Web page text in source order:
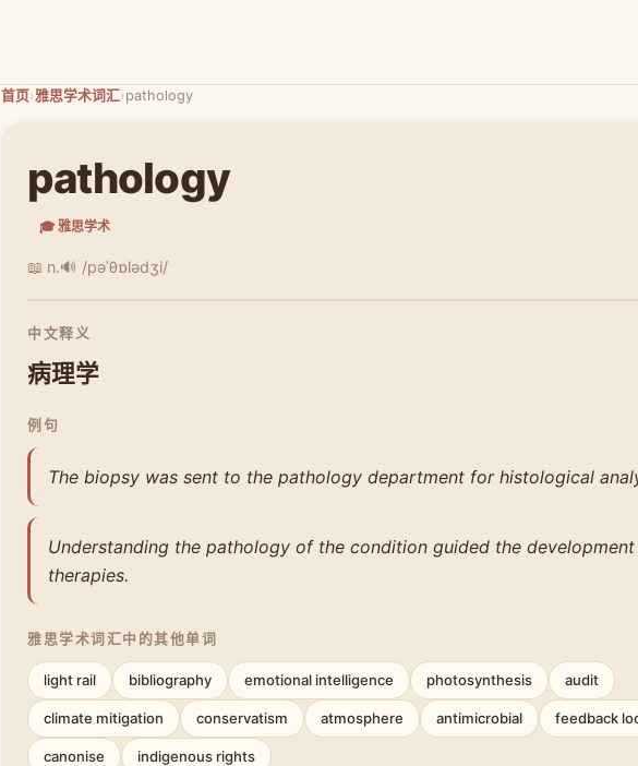
首页›雅思学术词汇›pathology
pathology
🎓 雅思学术
📖 n.🔊 /pəˈθɒlədʒi/
中文释义
病理学
例句
The biopsy was sent to the pathology department for histological
Understanding the pathology of the condition guided the
therapies.
雅思学术词汇中的其他单词
light rail bibliography emotional intelligence photosynthesis audit
climate mitigation conservatism atmosphere antimicrobial feedback
canonise indigenous rights